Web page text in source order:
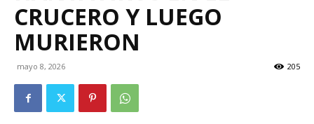
CRUCERO Y LUEGO
MURIERON
mayo 8, 2026 205